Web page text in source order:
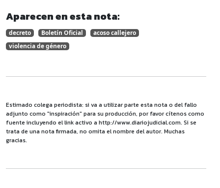
Aparecen en esta nota:
decreto Boletín Oficial
acoso callejero
violencia de género
Estimado colega periodista: si va a utilizar parte esta nota o del fallo
adjunto como "inspiración" para su producción, por favor cítenos como
fuente incluyendo el link activo a http://www.diariojudicial.com. Si se
trata de una nota firmada, no omita el nombre del autor. Muchas
gracias.